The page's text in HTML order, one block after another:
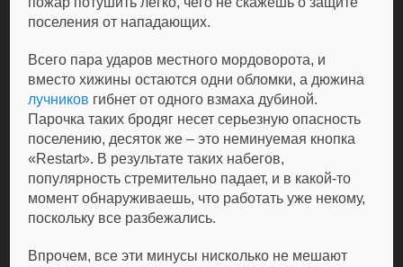
поселения от нападающих.
Всего пара ударов местного мордоворота, и
вместо хижины остаются одни обломки, а дюжина
лучников гибнет от одного взмаха дубиной.
Парочка таких бродяг несет серьезную опасность
поселению, десяток же – это неминуемая кнопка
«Restart». В результате таких набегов,
популярность стремительно падает, и в какой-то
момент обнаруживаешь, что работать уже некому,
поскольку все разбежались.
Впрочем, все эти минусы нисколько не мешают